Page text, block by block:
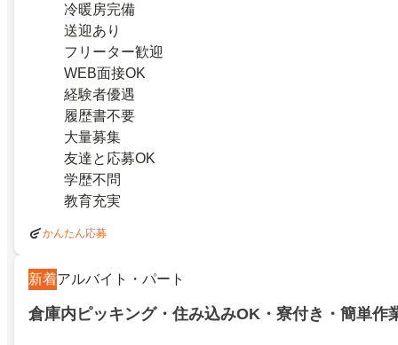
冷暖房完備
送迎あり
フリーター歓迎
WEB面接OK
経験者優遇
履歴書不要
大量募集
友達と応募OK
学歴不問
教育充実
かんたん応募
新着アルバイト・パート
倉庫内ピッキング・住み込みOK・寮付き・簡単作